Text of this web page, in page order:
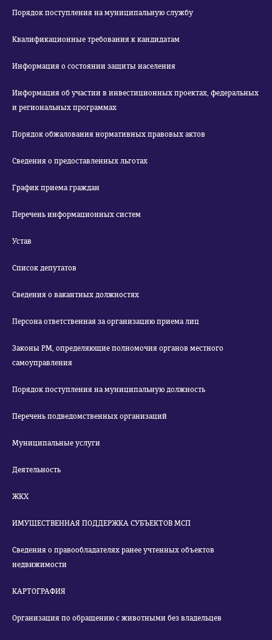
Порядок поступления на муниципальную службу
Квалификационные требования к кандидатам
Информация о состоянии защиты населения
Информация об участии в инвестиционных проектах, федеральных
и региональных программах
Порядок обжалования нормативных правовых актов
Сведения о предоставленных льготах
График приема граждан
Перечень информационных систем
Устав
Список депутатов
Сведения о вакантных должностях
Персона ответственная за организацию приема лиц
Законы РМ, определяющие полномочия органов местного
самоуправления
Порядок поступления на муниципальную должность
Перечень подведомственных организаций
Муниципальные услуги
Деятельность
ЖКХ
ИМУЩЕСТВЕННАЯ ПОДДЕРЖКА СУБЪЕКТОВ МСП
Сведения о правообладателях ранее учтенных объектов
недвижимости
КАРТОГРАФИЯ
Организация по обращению с животными без владельцев